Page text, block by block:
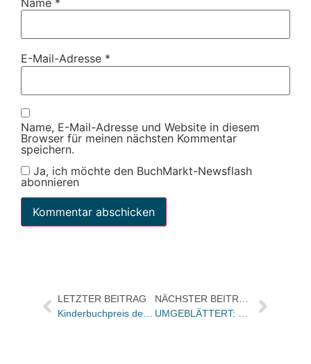
E-Mail-Adresse *
Name, E-Mail-Adresse und Website in diesem
Browser für meinen nächsten Kommentar
speichern.
Ja, ich möchte den BuchMarkt-Newsflash
abonnieren
LETZTER BEITRAG
Kinderbuchpreis des Landes NRW geht an „Mein Herz hüpft und lacht“
NÄCHSTER BEITRAG
UMGEBLÄTTERT: Bücher und Autoren heute in den Feuilletons – und „der Kleine Prinz startet noch einmal richtig durch“